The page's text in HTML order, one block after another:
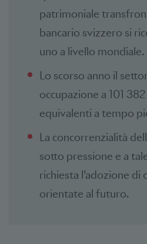
patrimoniale
bancario svizzero si
uno a livello mondiale.
Lo scorso anno il
occupazione a 101
equivalenti a tempo
La concorrenzialità
sotto pressione e a
richiesta l’adozione
orientate al futuro.